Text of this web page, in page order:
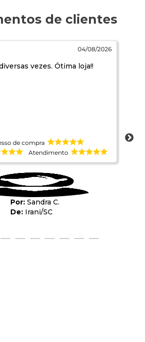
04/08/2026
vezes. Ótima loja!!
de compra
Atendimento
Sandra C.
Irani/SC